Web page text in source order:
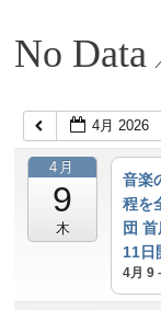
No Data
4月 2026
4月
9
木
音楽
程を
団
11日
4月 9